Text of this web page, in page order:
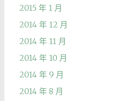
2015 年 1 月
2014 年 12 月
2014 年 11 月
2014 年 10 月
2014 年 9 月
2014 年 8 月